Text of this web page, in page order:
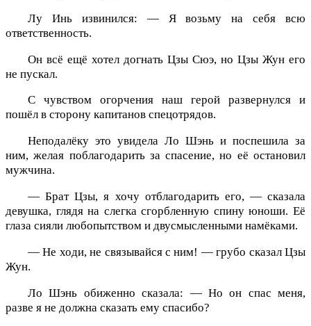
Лу Инь извинился: — Я возьму на себя всю
ответственность.
Он всё ещё хотел догнать Цзы Сюэ, но Цзы Жун его
не пускал.
С чувством огорчения наш герой развернулся и
пошёл в сторону капитанов спецотрядов.
Неподалёку это увидела Ло Шэнь и поспешила за
ним, желая поблагодарить за спасение, но её остановил
мужчина.
— Брат Цзы, я хочу отблагодарить его, — сказала
девушка, глядя на слегка сгорбленную спину юноши. Её
глаза сияли любопытством и двусмысленными намёками.
— Не ходи, не связывайся с ним! — грубо сказал Цзы
Жун.
Ло Шэнь обиженно сказала: — Но он спас меня,
разве я не должна сказать ему спасибо?